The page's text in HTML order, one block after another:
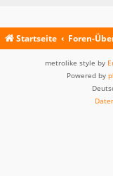
Startseite Foren-
metrolike style by
Powered by